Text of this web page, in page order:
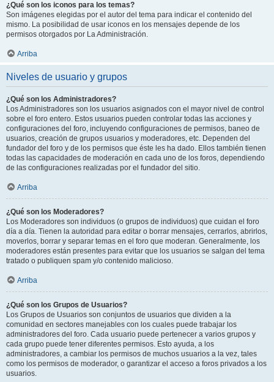
¿Qué son los iconos para los temas?
Son imágenes elegidas por el autor del tema para indicar el contenido del
mismo. La posibilidad de usar iconos en los mensajes depende de los
permisos otorgados por La Administración.
Arriba
Niveles de usuario y grupos
¿Qué son los Administradores?
Los Administradores son los usuarios asignados con el mayor nivel de control
sobre el foro entero. Estos usuarios pueden controlar todas las acciones y
configuraciones del foro, incluyendo configuraciones de permisos, baneo de
usuarios, creación de grupos usuarios y moderadores, etc. Dependen del
fundador del foro y de los permisos que éste les ha dado. Ellos también tienen
todas las capacidades de moderación en cada uno de los foros, dependiendo
de las configuraciones realizadas por el fundador del sitio.
Arriba
¿Qué son los Moderadores?
Los Moderadores son individuos (o grupos de individuos) que cuidan el foro
día a día. Tienen la autoridad para editar o borrar mensajes, cerrarlos, abrirlos,
moverlos, borrar y separar temas en el foro que moderan. Generalmente, los
moderadores están presentes para evitar que los usuarios se salgan del tema
tratado o publiquen spam y/o contenido malicioso.
Arriba
¿Qué son los Grupos de Usuarios?
Los Grupos de Usuarios son conjuntos de usuarios que dividen a la
comunidad en sectores manejables con los cuales puede trabajar los
administradores del foro. Cada usuario puede pertenecer a varios grupos y
cada grupo puede tener diferentes permisos. Esto ayuda, a los
administradores, a cambiar los permisos de muchos usuarios a la vez, tales
como los permisos de moderador, o garantizar el acceso a foros privados a los
usuarios.